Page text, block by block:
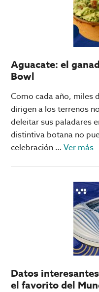
Rayados
vs
juegos
que
se
Clubes
Aguacate: el
Bowl
Como cada año, miles
dirigen a los terrenos
deleitar sus paladares
distintiva botana no
celebración …Ver más
Datos
el favorito del